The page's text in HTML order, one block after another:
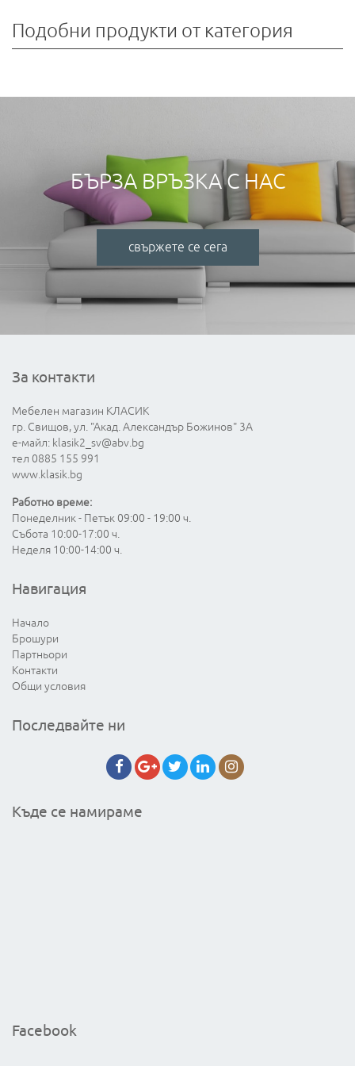
Подобни продукти от категория
БЪРЗА ВРЪЗКА С НАС
свържете се сега
За контакти
Мебелен магазин КЛАСИК
гр. Свищов, ул. "Акад. Александър Божинов" 3А
е-майл: klasik2_sv@abv.bg
тел 0885 155 991
www.klasik.bg
Работно време:
Понеделник - Петък 09:00 - 19:00 ч.
Събота 10:00-17:00 ч.
Неделя 10:00-14:00 ч.
Навигация
Начало
Брошури
Партньори
Контакти
Общи условия
Последвайте ни
Къде се намираме
Facebook